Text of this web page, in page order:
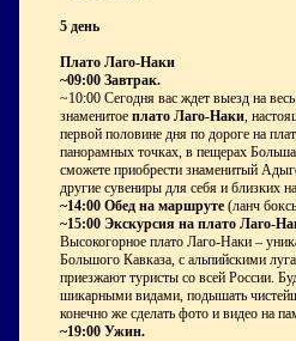
5 день
Плато Лаго-Наки
~09:00 Завтрак.
~10:00 Сегодня вас ждет выезд на
знаменитое плато Лаго-Наки,
первой половине дня по дороге на
панорамных точках, в пещерах
сможете приобрести знаменитый
другие сувениры для себя и близких
~14:00 Обед на маршруте (ланч
~15:00 Экскурсия на плато Лаго-
Высокогорное плато Лаго-Наки –
Большого Кавказа, с альпийскими
приезжают туристы со всей России.
шикарными видами, подышать
конечно же сделать фото и видео на
~19:00 Ужин.